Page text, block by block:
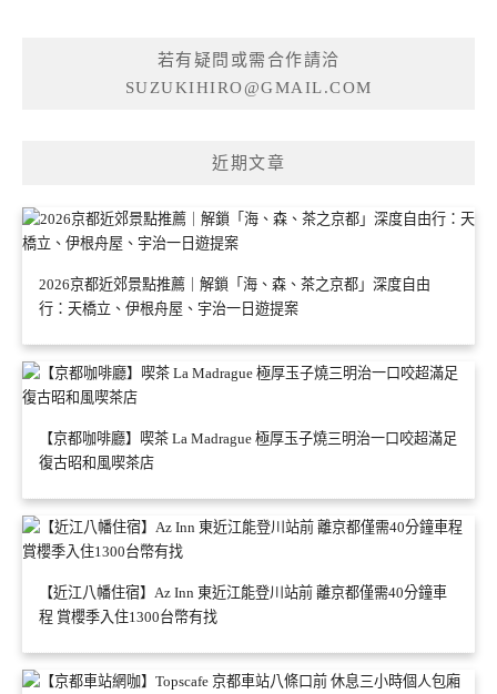
若有疑問或需合作請洽
SUZUKIHIRO@GMAIL.COM
近期文章
2026京都近郊景點推薦｜解鎖「海、森、茶之京都」深度自由
行：天橋立、伊根舟屋、宇治一日遊提案
【京都咖啡廳】喫茶 La Madrague 極厚玉子燒三明治一口咬超滿足
復古昭和風喫茶店
【近江八幡住宿】Az Inn 東近江能登川站前 離京都僅需40分鐘車
程 賞櫻季入住1300台幣有找